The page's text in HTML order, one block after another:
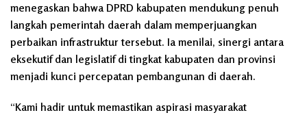
menegaskan bahwa DPRD kabupaten mendukung penuh
langkah pemerintah daerah dalam memperjuangkan
perbaikan infrastruktur tersebut. Ia menilai, sinergi antara
eksekutif dan legislatif di tingkat kabupaten dan provinsi
menjadi kunci percepatan pembangunan di daerah.
“Kami hadir untuk memastikan aspirasi masyarakat